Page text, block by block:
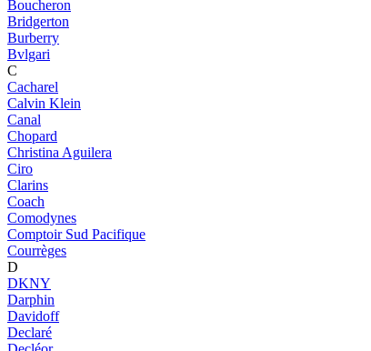
Boucheron
Bridgerton
Burberry
Bvlgari
C
Cacharel
Calvin Klein
Canal
Chopard
Christina Aguilera
Ciro
Clarins
Coach
Comodynes
Comptoir Sud Pacifique
Courrèges
D
DKNY
Darphin
Davidoff
Declaré